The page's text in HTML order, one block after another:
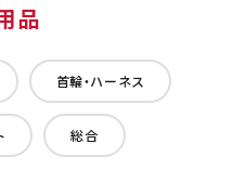
品
首輪・ハーネス
総合